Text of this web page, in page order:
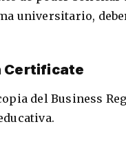
universitario,
Certificate
del Business